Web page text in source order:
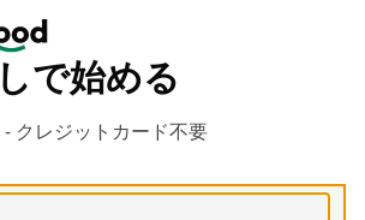
で始める
クレジットカード不要